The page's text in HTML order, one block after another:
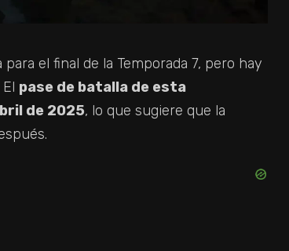
el final de la Temporada 7, pero hay
pase de batalla de esta
de 2025, lo que sugiere que la